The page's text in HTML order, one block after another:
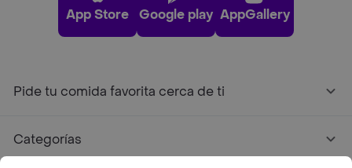
App Store Google play AppGallery
Pide tu comida favorita cerca de ti
Categorías